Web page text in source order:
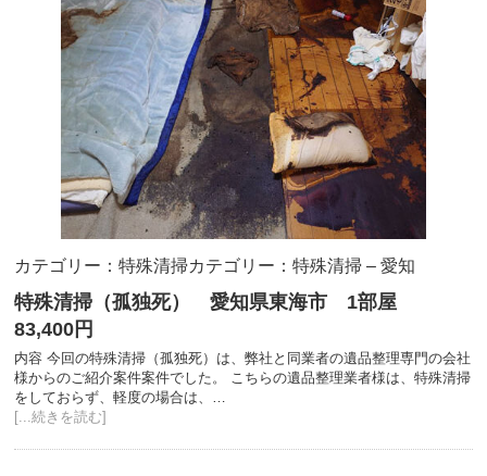
カテゴリー：特殊清掃カテゴリー：特殊清掃 – 愛知
特殊清掃（孤独死） 愛知県東海市 1部屋
83,400円
内容 今回の特殊清掃（孤独死）は、弊社と同業者の遺品整理専門の会社
様からのご紹介案件案件でした。 こちらの遺品整理業者様は、特殊清掃
をしておらず、軽度の場合は、…
[...続きを読む]